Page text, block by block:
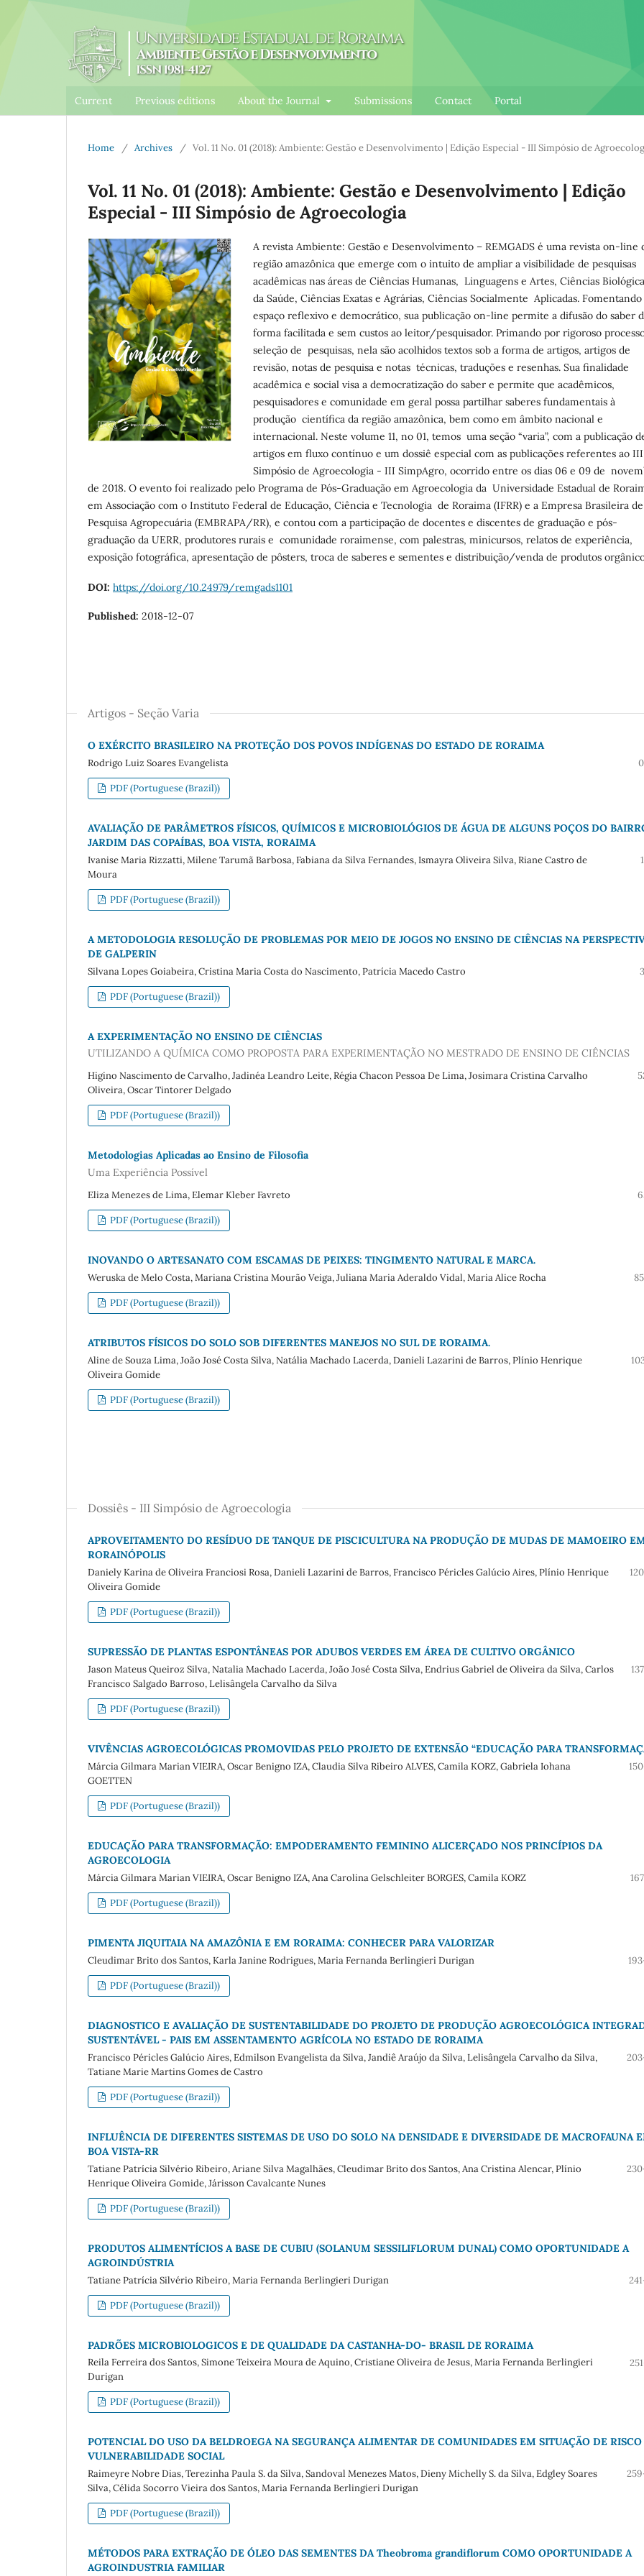
Current Previous editions About the Journal Submissions Contact Portal
Home / Archives / Vol. 11 No. 01 (2018): Ambiente: Gestão e Desenvolvimento | Edição Especial - III Simpósio de
Vol. 11 No. 01 (2018): Ambiente: Gestão e Desenvolvimento | Edição
Especial - III Simpósio de Agroecologia
A revista Ambiente: Gestão e Desenvolvimento – REMGADS é uma revista on-line
região amazônica que emerge com o intuito de ampliar a visibilidade de pesquisas
acadêmicas nas áreas de Ciências Humanas, Linguagens e Artes, Ciências
da Saúde, Ciências Exatas e Agrárias, Ciências Socialmente Aplicadas.
espaço reflexivo e democrático, sua publicação on-line permite a difusão do saber
forma facilitada e sem custos ao leitor/pesquisador. Primando por rigoroso
seleção de pesquisas, nela são acolhidos textos sob a forma de artigos, artigos de
revisão, notas de pesquisa e notas técnicas, traduções e resenhas. Sua finalidade
acadêmica e social visa a democratização do saber e permite que acadêmicos,
pesquisadores e comunidade em geral possa partilhar saberes fundamentais à
produção científica da região amazônica, bem como em âmbito nacional e
internacional. Neste volume 11, no 01, temos uma seção “varia”, com a publicação
artigos em fluxo contínuo e um dossiê especial com as publicações referentes ao III
Simpósio de Agroecologia - III SimpAgro, ocorrido entre os dias 06 e 09 de
de 2018. O evento foi realizado pelo Programa de Pós-Graduação em Agroecologia da Universidade Estadual de
em Associação com o Instituto Federal de Educação, Ciência e Tecnologia de Roraima (IFRR) e a Empresa Brasileira de
Pesquisa Agropecuária (EMBRAPA/RR), e contou com a participação de docentes e discentes de graduação e pós-
graduação da UERR, produtores rurais e comunidade roraimense, com palestras, minicursos, relatos de experiência,
exposição fotográfica, apresentação de pôsters, troca de saberes e sementes e distribuição/venda de produtos
DOI: https://doi.org/10.24979/remgads1101
Published: 2018-12-07
Artigos - Seção Varia
O EXÉRCITO BRASILEIRO NA PROTEÇÃO DOS POVOS INDÍGENAS DO ESTADO DE RORAIMA
Rodrigo Luiz Soares Evangelista
PDF (Portuguese (Brazil))
AVALIAÇÃO DE PARÂMETROS FÍSICOS, QUÍMICOS E MICROBIOLÓGIOS DE ÁGUA DE ALGUNS POÇOS DO
JARDIM DAS COPAÍBAS, BOA VISTA, RORAIMA
Ivanise Maria Rizzatti, Milene Tarumã Barbosa, Fabiana da Silva Fernandes, Ismayra Oliveira Silva, Riane Castro de
Moura
PDF (Portuguese (Brazil))
A METODOLOGIA RESOLUÇÃO DE PROBLEMAS POR MEIO DE JOGOS NO ENSINO DE CIÊNCIAS NA
DE GALPERIN
Silvana Lopes Goiabeira, Cristina Maria Costa do Nascimento, Patrícia Macedo Castro
PDF (Portuguese (Brazil))
A EXPERIMENTAÇÃO NO ENSINO DE CIÊNCIAS
UTILIZANDO A QUÍMICA COMO PROPOSTA PARA EXPERIMENTAÇÃO NO MESTRADO DE ENSINO DE CIÊNCIAS
Higino Nascimento de Carvalho, Jadinéa Leandro Leite, Régia Chacon Pessoa De Lima, Josimara Cristina Carvalho
Oliveira, Oscar Tintorer Delgado
PDF (Portuguese (Brazil))
Metodologias Aplicadas ao Ensino de Filosofia
Uma Experiência Possível
Eliza Menezes de Lima, Elemar Kleber Favreto
PDF (Portuguese (Brazil))
INOVANDO O ARTESANATO COM ESCAMAS DE PEIXES: TINGIMENTO NATURAL E MARCA.
Weruska de Melo Costa, Mariana Cristina Mourão Veiga, Juliana Maria Aderaldo Vidal, Maria Alice Rocha
PDF (Portuguese (Brazil))
ATRIBUTOS FÍSICOS DO SOLO SOB DIFERENTES MANEJOS NO SUL DE RORAIMA.
Aline de Souza Lima, João José Costa Silva, Natália Machado Lacerda, Danieli Lazarini de Barros, Plínio Henrique
Oliveira Gomide
PDF (Portuguese (Brazil))
Dossiês - III Simpósio de Agroecologia
APROVEITAMENTO DO RESÍDUO DE TANQUE DE PISCICULTURA NA PRODUÇÃO DE MUDAS DE MAMOEIRO
RORAINÓPOLIS
Daniely Karina de Oliveira Franciosi Rosa, Danieli Lazarini de Barros, Francisco Péricles Galúcio Aires, Plínio Henrique
Oliveira Gomide
PDF (Portuguese (Brazil))
SUPRESSÃO DE PLANTAS ESPONTÂNEAS POR ADUBOS VERDES EM ÁREA DE CULTIVO ORGÂNICO
Jason Mateus Queiroz Silva, Natalia Machado Lacerda, João José Costa Silva, Endrius Gabriel de Oliveira da Silva, Carlos
Francisco Salgado Barroso, Lelisângela Carvalho da Silva
PDF (Portuguese (Brazil))
VIVÊNCIAS AGROECOLÓGICAS PROMOVIDAS PELO PROJETO DE EXTENSÃO “EDUCAÇÃO PARA
Márcia Gilmara Marian VIEIRA, Oscar Benigno IZA, Claudia Silva Ribeiro ALVES, Camila KORZ, Gabriela Iohana
GOETTEN
PDF (Portuguese (Brazil))
EDUCAÇÃO PARA TRANSFORMAÇÃO: EMPODERAMENTO FEMININO ALICERÇADO NOS PRINCÍPIOS DA
AGROECOLOGIA
Márcia Gilmara Marian VIEIRA, Oscar Benigno IZA, Ana Carolina Gelschleiter BORGES, Camila KORZ
PDF (Portuguese (Brazil))
PIMENTA JIQUITAIA NA AMAZÔNIA E EM RORAIMA: CONHECER PARA VALORIZAR
Cleudimar Brito dos Santos, Karla Janine Rodrigues, Maria Fernanda Berlingieri Durigan
PDF (Portuguese (Brazil))
DIAGNOSTICO E AVALIAÇÃO DE SUSTENTABILIDADE DO PROJETO DE PRODUÇÃO AGROECOLÓGICA
SUSTENTÁVEL - PAIS EM ASSENTAMENTO AGRÍCOLA NO ESTADO DE RORAIMA
Francisco Péricles Galúcio Aires, Edmilson Evangelista da Silva, Jandiê Araújo da Silva, Lelisângela Carvalho da Silva,
Tatiane Marie Martins Gomes de Castro
PDF (Portuguese (Brazil))
INFLUÊNCIA DE DIFERENTES SISTEMAS DE USO DO SOLO NA DENSIDADE E DIVERSIDADE DE MACROFAUNA
BOA VISTA-RR
Tatiane Patrícia Silvério Ribeiro, Ariane Silva Magalhães, Cleudimar Brito dos Santos, Ana Cristina Alencar, Plínio
Henrique Oliveira Gomide, Járisson Cavalcante Nunes
PDF (Portuguese (Brazil))
PRODUTOS ALIMENTÍCIOS A BASE DE CUBIU (SOLANUM SESSILIFLORUM DUNAL) COMO OPORTUNIDADE A
AGROINDÚSTRIA
Tatiane Patrícia Silvério Ribeiro, Maria Fernanda Berlingieri Durigan
PDF (Portuguese (Brazil))
PADRÕES MICROBIOLOGICOS E DE QUALIDADE DA CASTANHA-DO- BRASIL DE RORAIMA
Reila Ferreira dos Santos, Simone Teixeira Moura de Aquino, Cristiane Oliveira de Jesus, Maria Fernanda Berlingieri
Durigan
PDF (Portuguese (Brazil))
POTENCIAL DO USO DA BELDROEGA NA SEGURANÇA ALIMENTAR DE COMUNIDADES EM SITUAÇÃO DE RISCO
VULNERABILIDADE SOCIAL
Raimeyre Nobre Dias, Terezinha Paula S. da Silva, Sandoval Menezes Matos, Dieny Michelly S. da Silva, Edgley Soares
Silva, Célida Socorro Vieira dos Santos, Maria Fernanda Berlingieri Durigan
PDF (Portuguese (Brazil))
MÉTODOS PARA EXTRAÇÃO DE ÓLEO DAS SEMENTES DA Theobroma grandiflorum COMO OPORTUNIDADE A
AGROINDUSTRIA FAMILIAR